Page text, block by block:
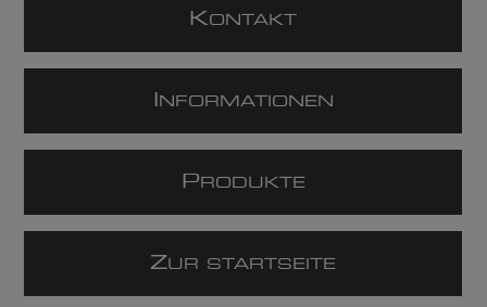
KONTAKT
NFORMATIONEN
P RODUKTE
ZUR STARTSEITE